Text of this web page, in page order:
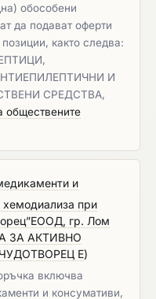
обособени
да подават оферти
както следва:
И
СРЕДСТВА,
обществените
и
хемодиализа при
гр. Лом
ЗА АКТИВНО
Е)
включва
и консумативи,